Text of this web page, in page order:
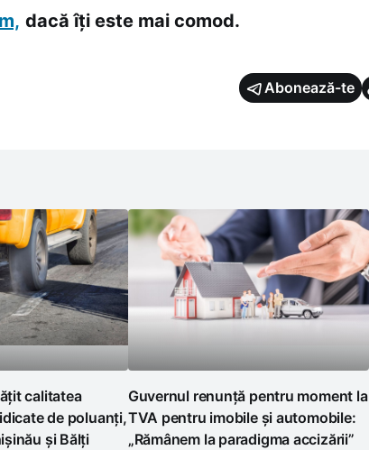
dacă îți este mai comod.
Abonează-te
calitatea
de poluanți,
și Bălți
Guvernul renunță pentru moment la
TVA pentru imobile și automobile:
„Rămânem la paradigma accizării”